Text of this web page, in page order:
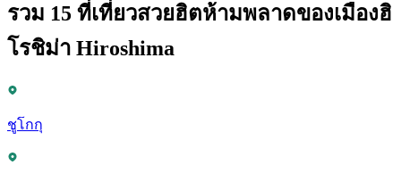
รวม 15 ที่เที่ยวสวยฮิตห้ามพลาดของเมืองฮิ
โรชิม่า Hiroshima
ชูโกกุ